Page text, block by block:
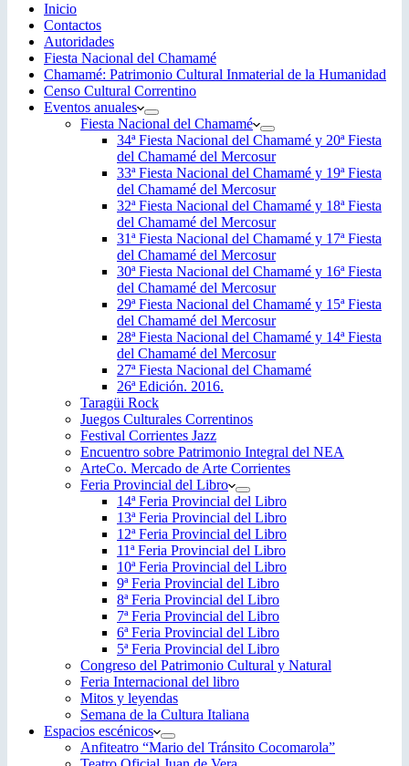
Inicio
Contactos
Autoridades
Fiesta Nacional del Chamamé
Chamamé: Patrimonio Cultural Inmaterial de la Humanidad
Censo Cultural Correntino
Eventos anuales
Fiesta Nacional del Chamamé
34ª Fiesta Nacional del Chamamé y 20ª Fiesta
del Chamamé del Mercosur
33ª Fiesta Nacional del Chamamé y 19ª Fiesta
del Chamamé del Mercosur
32ª Fiesta Nacional del Chamamé y 18ª Fiesta
del Chamamé del Mercosur
31ª Fiesta Nacional del Chamamé y 17ª Fiesta
del Chamamé del Mercosur
30ª Fiesta Nacional del Chamamé y 16ª Fiesta
del Chamamé del Mercosur
29ª Fiesta Nacional del Chamamé y 15ª Fiesta
del Chamamé del Mercosur
28ª Fiesta Nacional del Chamamé y 14ª Fiesta
del Chamamé del Mercosur
27ª Fiesta Nacional del Chamamé
26ª Edición. 2016.
Taragüi Rock
Juegos Culturales Correntinos
Festival Corrientes Jazz
Encuentro sobre Patrimonio Integral del NEA
ArteCo. Mercado de Arte Corrientes
Feria Provincial del Libro
14ª Feria Provincial del Libro
13ª Feria Provincial del Libro
12ª Feria Provincial del Libro
11ª Feria Provincial del Libro
10ª Feria Provincial del Libro
9ª Feria Provincial del Libro
8ª Feria Provincial del Libro
7ª Feria Provincial del Libro
6ª Feria Provincial del Libro
5ª Feria Provincial del Libro
Congreso del Patrimonio Cultural y Natural
Feria Internacional del libro
Mitos y leyendas
Semana de la Cultura Italiana
Espacios escénicos
Anfiteatro “Mario del Tránsito Cocomarola”